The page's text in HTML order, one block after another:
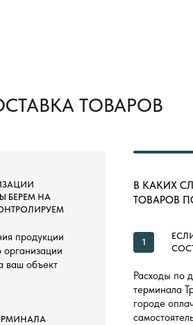
ТОВАРОВ
БЕРЕМ НА
продукции
организации
ваш объект
Расходы по
терминала
городе
1
В КАКИХ
ТОВАРОВ